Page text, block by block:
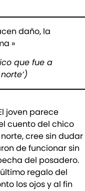
daño, la
»
que fue a
joven parece
cuento del chico
cree sin dudar
de funcionar sin
del posadero.
regalo del
los ojos y al fin